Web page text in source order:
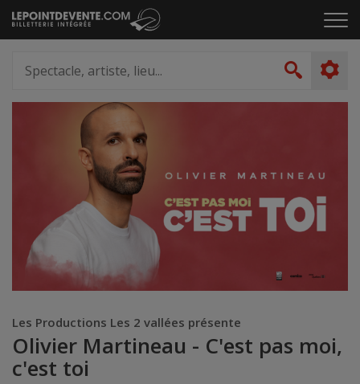
Passer
au
le
artiste,
lieu...
Les Productions Les 2 vallées présente
Olivier Martineau - C'est pas moi,
c'est toi